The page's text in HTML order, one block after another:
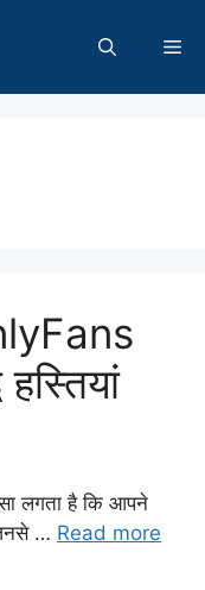
लगता है कि आपने
… Read more